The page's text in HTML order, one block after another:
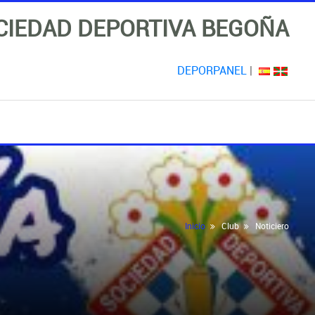
DEPORTIVA BEGOÑA
DEPORPANEL |
Inicio Club Noticiero